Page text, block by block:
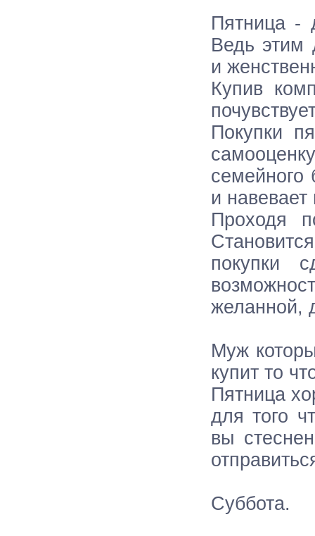
Пятница -
Ведь этим
и
Купив
Покупки
семейного
и
Проходя
покупки
желанной,
Муж
купит то
Пятница
для того
вы
Суббота.